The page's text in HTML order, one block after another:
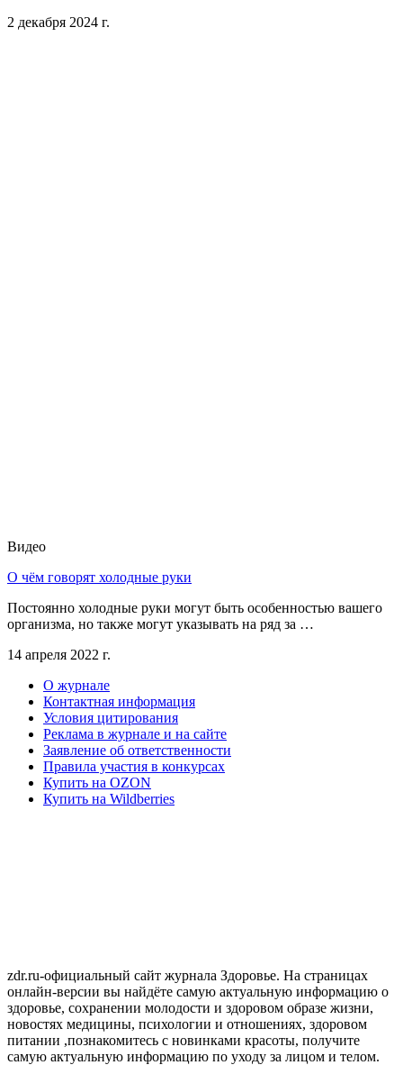
2 декабря 2024 г.
Видео
О чём говорят холодные руки
Постоянно холодные руки могут быть особенностью вашего
организма, но также могут указывать на ряд за …
14 апреля 2022 г.
О журнале
Контактная информация
Условия цитирования
Реклама в журнале и на сайте
Заявление об ответственности
Правила участия в конкурсах
Купить на OZON
Купить на Wildberries
zdr.ru-официальный сайт журнала Здоровье. На страницах
онлайн-версии вы найдёте самую актуальную информацию о
здоровье, сохранении молодости и здоровом образе жизни,
новостях медицины, психологии и отношениях, здоровом
питании ,познакомитесь с новинками красоты, получите
самую актуальную информацию по уходу за лицом и телом.